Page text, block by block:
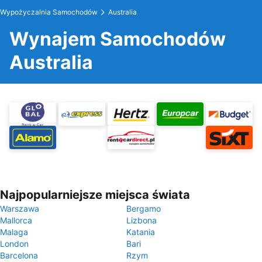
Wypożyczalnia Samochodów Australia
Wynajem Samochodów
Australia
Najpopularniejsze miejsca świata
Warszawa
Bergamo
Mallorca
Lizbona
Malaga
Katania
London
Bari
Barcelona
Rzym